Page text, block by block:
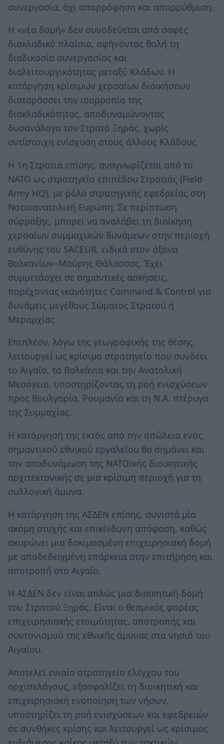
συνεργασία, όχι απορρόφηση και απορρύθμιση.
Η «νέα δομή» δεν συνοδεύεται από σαφές
διακλαδικό πλαίσιο, αφήνοντας θολή τη
διαδικασία συνεργασίας και
διαλειτουργικότητας μεταξύ Κλάδων. Η
κατάργηση κρίσιμων χερσαίων διοικήσεων
διαταράσσει την ισορροπία της
διακλαδικότητας, αποδυναμώνοντας
δυσανάλογα τον Στρατό Ξηράς, χωρίς
αντίστοιχη ενίσχυση στους άλλους Κλάδους.
Η 1η Στρατιά επίσης, αναγνωρίζεται από το
ΝΑΤΟ ως στρατηγείο επιπέδου Στρατιάς (Field
Army HQ), με ρόλο στρατηγικής εφεδρείας στη
Νοτιοανατολική Ευρώπη. Σε περίπτωση
σύρραξης, μπορεί να αναλάβει τη διοίκηση
χερσαίων συμμαχικών δυνάμεων στην περιοχή
ευθύνης του SACEUR, ειδικά στον άξονα
Βαλκανίων–Μαύρης Θάλασσας. Έχει
συμμετάσχει σε σημαντικές ασκήσεις,
παρέχοντας ικανότητες Command & Control για
δυνάμεις μεγέθους Σώματος Στρατού ή
Μεραρχίας.
Επιπλέον, λόγω της γεωγραφικής της θέσης,
λειτουργεί ως κρίσιμο στρατηγείο που συνδέει
το Αιγαίο, τα Βαλκάνια και την Ανατολική
Μεσόγειο, υποστηρίζοντας τη ροή ενισχύσεων
προς Βουλγαρία, Ρουμανία και τη Ν.Α. πτέρυγα
της Συμμαχίας.
Η κατάργησή της εκτός από την απώλεια ενός
σημαντικού εθνικού εργαλείου θα σημάνει και
την αποδυνάμωση της ΝΑΤΟϊκής διοικητικής
αρχιτεκτονικής σε μια κρίσιμη περιοχή για τη
συλλογική άμυνα.
Η κατάργηση της ΑΣΔΕΝ επίσης, συνιστά μία
ακόμη ατυχής και επικίνδυνη απόφαση, καθώς
ακυρώνει μια δοκιμασμένη επιχειρησιακή δομή
με αποδεδειγμένη επάρκεια στην επιτήρηση και
αποτροπή στο Αιγαίο.
Η ΑΣΔΕΝ δεν είναι απλώς μια διοικητική δομή
του Στρατού Ξηράς. Είναι ο θεσμικός φορέας
επιχειρησιακής ετοιμότητας, αποτροπής και
συντονισμού της εθνικής άμυνας στα νησιά του
Αιγαίου.
Αποτελεί ενιαίο στρατηγείο ελέγχου του
αρχιπελάγους, εξασφαλίζει τη διοικητική και
επιχειρησιακή ενοποίηση των νήσων,
υποστηρίζει τη ροή ενισχύσεων και εφεδρειών
σε συνθήκες κρίσης και λειτουργεί ως κρίσιμος